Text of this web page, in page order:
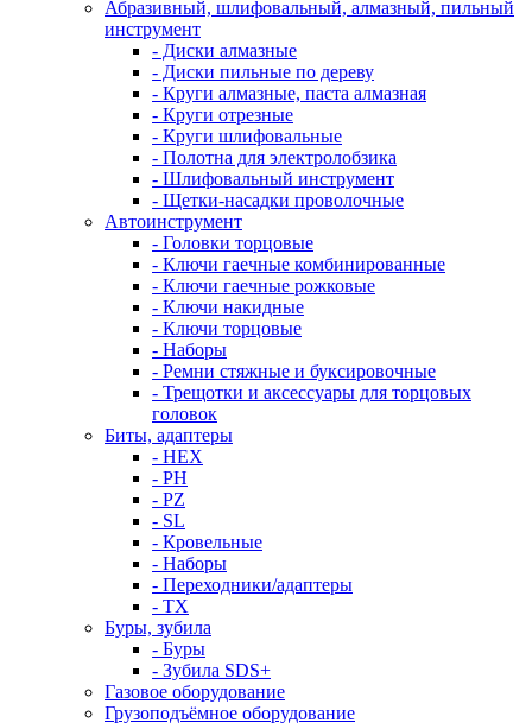
Абразивный, шлифовальный, алмазный, пильный
инструмент
- Диски алмазные
- Диски пильные по дереву
- Круги алмазные, паста алмазная
- Круги отрезные
- Круги шлифовальные
- Полотна для электролобзика
- Шлифовальный инструмент
- Щетки-насадки проволочные
Автоинструмент
- Головки торцовые
- Ключи гаечные комбинированные
- Ключи гаечные рожковые
- Ключи накидные
- Ключи торцовые
- Наборы
- Ремни стяжные и буксировочные
- Трещотки и аксессуары для торцовых
головок
Биты, адаптеры
- HEX
- PH
- PZ
- SL
- Кровельные
- Наборы
- Переходники/адаптеры
- ТX
Буры, зубила
- Буры
- Зубила SDS+
Газовое оборудование
Грузоподъёмное оборудование